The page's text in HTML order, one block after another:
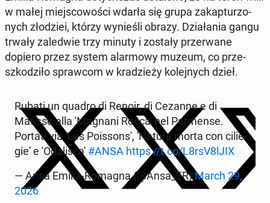
w małej miej­sco­wo­ści wdarła się grupa za­kap­tu­rzo­
nych zło­dziei, którzy wy­nie­śli obrazy. Dzia­ła­nia gangu
trwały za­le­d­wie trzy minuty i zostały prze­rwa­ne
dopiero przez system alar­mo­wy muzeum, co prze­
szko­dzi­ło spraw­com w kra­dzie­ży ko­lej­nych dzieł.
Rubati un quadro di Renoir, di Cezanne e di
Matisse alla 'Ma­gna­ni Rocca' nel Par­men­se.
Portati via 'Les Po­is­son­s', 'Natura morta con ci­lie­
gie' e 'O­da­li­sca' #ANSA https://t.co/L8rsV8lJIX
— Ansa Emilia-Romagna (@Ansa_ER) March 29,
2026